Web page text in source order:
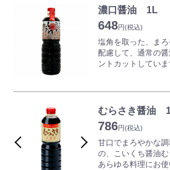
濃口醤油 1L
648円(税込)
塩角を取った、ま
配慮して、通常の
ントカットしていま
に向いています。
煮物や豆腐などの
さい。
むらさき醤油
786円(税込)
甘口でまろやかな
の、こいくち醤油む
あらゆる料理にお